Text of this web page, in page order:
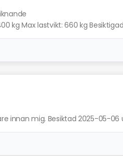
kg Max lastvikt: 660 kg
innan mig. Besiktad 2025-05-06